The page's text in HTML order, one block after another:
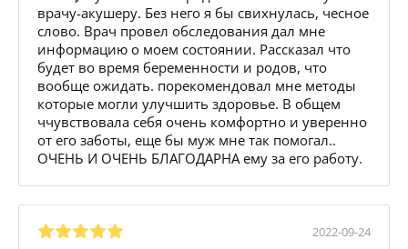
врачу-акушеру. Без него я бы свихнулась, чесное
слово. Врач провел обследования дал мне
информацию о моем состоянии. Рассказал что
будет во время беременности и родов, что
вообще ожидать. порекомендовал мне методы
которые могли улучшить здоровье. В общем
ччувствовала себя очень комфортно и уверенно
от его заботы, еще бы муж мне так помогал..
ОЧЕНЬ И ОЧЕНЬ БЛАГОДАРНА ему за его работу.
2022-09-24